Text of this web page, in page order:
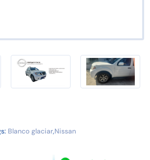
Blanco glaciar,Nissan